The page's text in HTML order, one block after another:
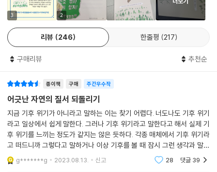
로 한방에서 쓰이는 풀이다. 의학이 발달하지 않았던 시절이었으니 예쁜
이름보다는 실용적인 정보가 더 중요했을 법하다. 여름내 분홍 꽃을 피우
던 자리가 가을이면 씨앗을 품고 있는 꼬투리로 근사하게 변한다. 씨앗이
여물면서 꼬투리가 터지면 안에 있던 씨앗이 튕겨 나간다. 씨앗이 완전히
튕겨 나가지 않고 아직 꼬투리에 붙어 있는 모습이 내 눈에는 화려한 샹들
리에 같다. 풀숲에 샹들리에가 군데군데 놓여 있는 듯 어여쁘다. 여문 꼬투
리가 벌어지는 힘에 씨앗이 멀리 튕겨 나가는 것도 식물이 자손을 퍼뜨리
는 전략이다. (중략)
우리는 주로 꽃의 화려함에만 관심을 갖곤 하는데 꽃이 진 자리를 살펴봐
도 볼 게 풍성하다. 여름 내내 시원한 그늘을 드리워주는 데다 아름다운 꽃
까지 선사해주는 등나무는 콩과 식물로 가을이면 콩깍지를 닮은 꼬투리가
주렁주렁 열린다. 여문 꼬투리가 비틀리면서 벌어지는 모습을 관찰해보면
식물이 스스로 씨앗을 멀리 퍼트리고자 하는 노력이 가상하게 느껴진다.
서로의 영역을 침범하지 않으면서도 서로에게 기대 유기적인 관계를 맺고
살아가는 생명과 생명의 만남. 제자리에서 묵묵히 자기의 소임을 다하는
존재들과 그들을 온기 어린 시선으로 지켜보는 저자의 모습은 인위적 세상
에서는 절대로 얻을 수 없는, 아주 ‘무해한’ 자연의 위로를 선사한다.
밟히도록 진화한 풀부터 집 짓기에 능한 새까지
자연이 선사하는 지혜와 깨달음 속으로
“날 수 있도록 새는 몸을 변화시키며 진화했다. 몸무게를 줄이려 이빨을 포
기했고 뼈를 비웠으며 때로 먼 길을 이동할 때면 몸속 장기마저 최소화한
다. 비우고 덜어내야 비로소 얻을 수 있는 게 있다는 걸 새를 보며 배운다(1
97쪽).”
3 2
리뷰 246 한줄평 217
구매리뷰 추천순
종이책 구매 주간우수작
어긋난 자연의 질서 되돌리기
지금 기후 위기가 아니라고 말하는 이는 찾기 어렵다. 너도나도 기후 위기
라고 일상에서 쉽게 말한다. 그러나 기후 위기라고 말한다고 해서 실제 기
후 위기를 느끼는 정도가 같지는 않은 듯하다. 각종 매체에서 기후 위기라
고 떠드니까 그렇다고 말하거나 이상 기후를 볼 때 잠시 그런 생각과 말을
하는 이가 있다. 기후 위기라고 말하지만 실제로는 체감하지 못하거나 체
감하지만 외면하
g*******g 2023.08.13. 신고 28 댓글 39